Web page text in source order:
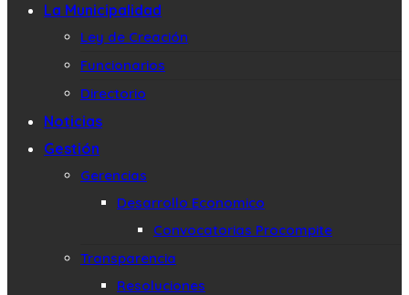
La Municipalidad
Ley de Creación
Funcionarios
Directorio
Noticias
Gestión
Gerencias
Desarrollo Economico
Convocatorias Procompite
Transparencia
Resoluciones